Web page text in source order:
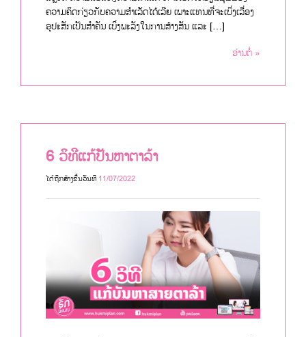
ຄວາມຄິດກ່ຽວກັບຄວາມສຳເລັດໄດ້ເລີຍ ເພາະແທນທີ່ຈະເບິ່ງເລື່ອງ
ອຸປະສັກເປັນສຳຄັນ ເບິ່ງພະລັງໃນການສ້າງສັນ ແລະ […]
ອ່ານຕໍ່ »
6 ວິທີແກ້ປັນຫາຕາລ້າ
ໄດ້ຖືກສ້າງຂື້ນວັນທີ 11/07/2022